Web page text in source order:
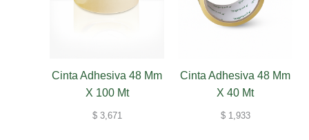
Cinta Adhesiva 48 Mm
X 100 Mt
$3,671
Cinta Adhesiva 48 Mm
X 40 Mt
$1,933